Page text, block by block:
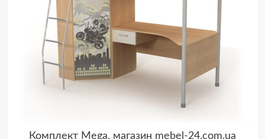
Комплект Mega, магазин mebel-24.com.ua